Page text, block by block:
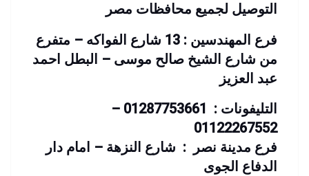
التوصيل لجميع محافظات مصر
فرع المهندسين : 13 شارع الفواكه – متفرع
من شارع الشيخ صالح موسى – البطل احمد
عبد العزيز
التليفونات : 01287753661 –
01122267552
فرع مدينة نصر : شارع النزهة – امام دار
الدفاع الجوى